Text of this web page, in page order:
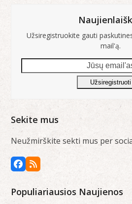
Užsiregistruokite gauti
mail'ą.
email'as
Užsiregistruoti
Sekite mus
Neužmirškite sekti mus per
Facebook
RSS
Populiariausios Naujienos